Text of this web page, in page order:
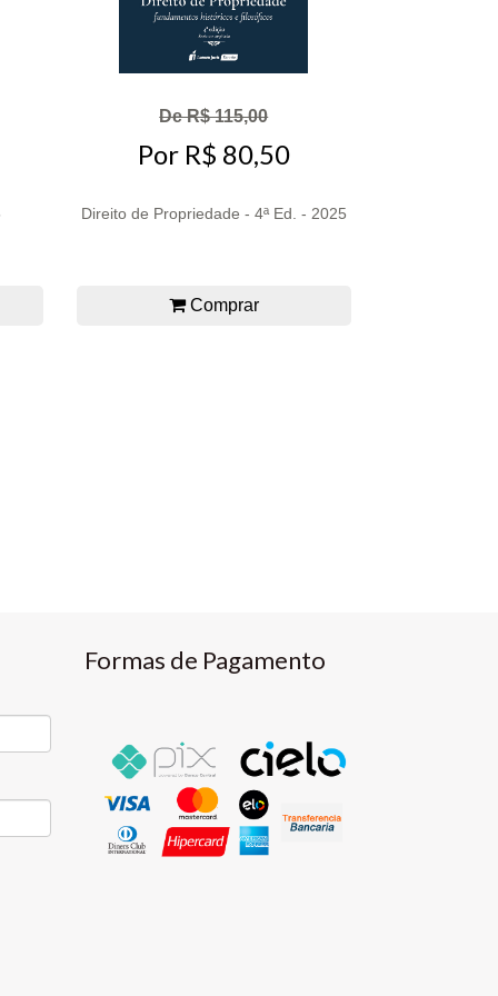
De R$ 115,00
Por R$ 80,50
Direito de Propriedade - 4ª Ed. - 2025
Comprar
Formas de Pagamento